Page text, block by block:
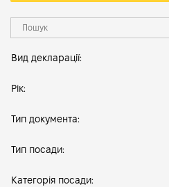
Вид декларації:
Рік:
Тип документа:
Тип посади:
Категорія посади: